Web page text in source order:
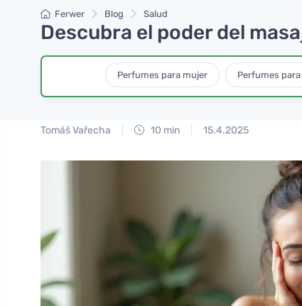
Ferwer Blog Salud
Descubra el poder del
Perfumes para mujer Perfumes
Tomáš Vařecha 10 min 15.4.2025